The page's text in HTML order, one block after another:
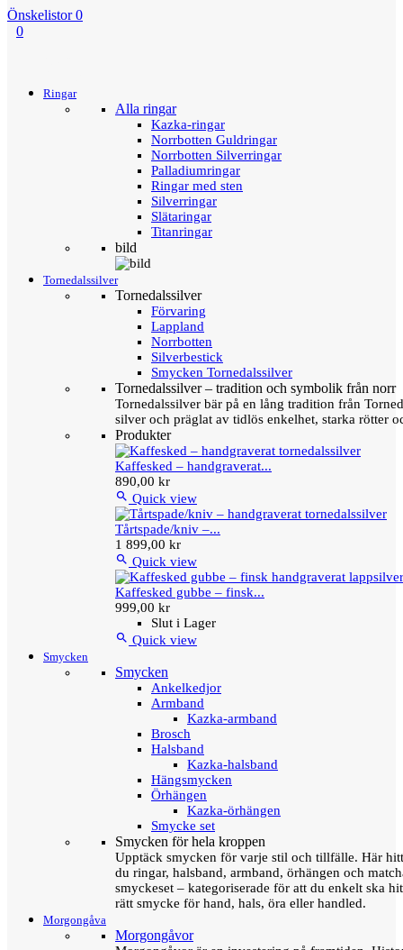
Önskelistor 0
0
Ringar
Alla ringar
Kazka-ringar
Norrbotten Guldringar
Norrbotten Silverringar
Palladiumringar
Ringar med sten
Silverringar
Slätaringar
Titanringar
bild
Tornedalssilver
Tornedalssilver
Förvaring
Lappland
Norrbotten
Silverbestick
Smycken Tornedalssilver
Tornedalssilver – tradition och symbolik från norr
Tornedalssilver bär på en lång tradition från
silver och präglat av tidlös enkelhet, starka rötter
Produkter
Kaffesked – handgraverat...
890,00 kr
 Quick view
Tårtspade/kniv –...
1 899,00 kr
 Quick view
Kaffesked gubbe – finsk...
999,00 kr
Slut i Lager
 Quick view
Smycken
Smycken
Ankelkedjor
Armband
Kazka-armband
Brosch
Halsband
Kazka-halsband
Hängsmycken
Örhängen
Kazka-örhängen
Smycke set
Smycken för hela kroppen
Upptäck smycken för varje stil och tillfälle. Här
du ringar, halsband, armband, örhängen och
smyckeset – kategoriserade för att du enkelt ska
rätt smycke för hand, hals, öra eller handled.
Morgongåva
Morgongåvor